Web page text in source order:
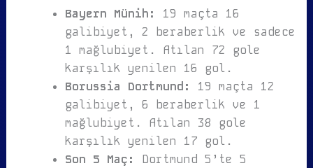
Bayern Münih:
19 maçta 16
galibiyet, 2 beraberlik ve sadece
1 mağlubiyet. Atılan 72 gole
karşılık yenilen 16 gol.
Borussia Dortmund:
19 maçta 12
galibiyet, 6 beraberlik ve 1
mağlubiyet. Atılan 38 gole
karşılık yenilen 17 gol.
Son 5 Maç:
Dortmund 5’te 5